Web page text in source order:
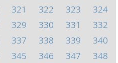
321 322 323
324
329 330 331
332
337 338 339
340
345 346 347 348